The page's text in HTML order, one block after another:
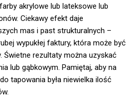
akrylowe lub lateksowe lub
Ciekawy efekt daje
mas i past strukturalnych –
wypukłej faktury, która może być
Świetne rezultaty można uzyskać
lub gąbkowym. Pamiętaj, aby na
tapowania była niewielka ilość